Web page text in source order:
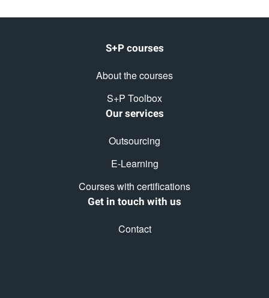
S+P courses
About the courses
S+P Toolbox
Our services
Outsourcing
E-Learning
Courses with certifications
Get in touch with us
Contact